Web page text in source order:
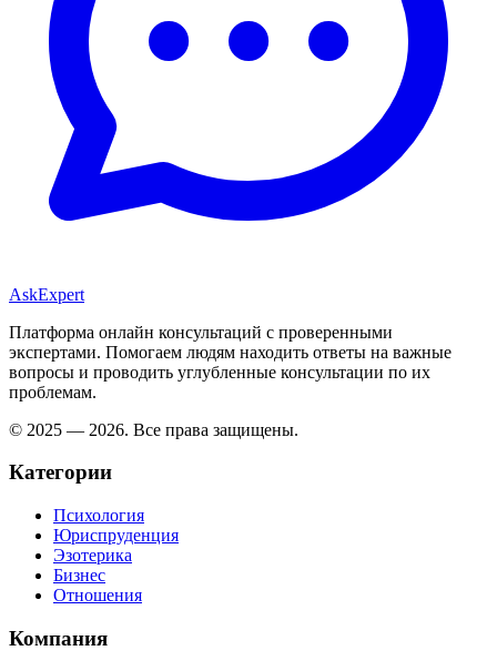
AskExpert
Платформа онлайн консультаций с проверенными
экспертами. Помогаем людям находить ответы на важные
вопросы и проводить углубленные консультации по их
проблемам.
© 2025 — 2026. Все права защищены.
Категории
Психология
Юриспруденция
Эзотерика
Бизнес
Отношения
Компания